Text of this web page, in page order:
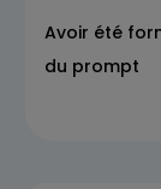
Avoir été
du prompt